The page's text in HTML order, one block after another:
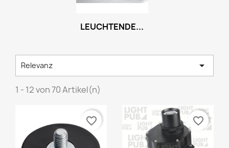
LEUCHTENDE...
Relevanz 
1 - 12 von 70 Artikel(n)
favorite_border favorite_border